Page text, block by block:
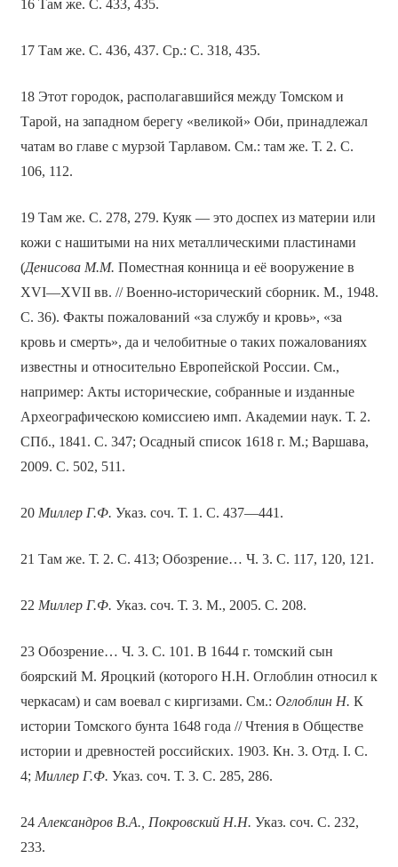
16 Там же. С. 433, 435.
17 Там же. С. 436, 437. Ср.: С. 318, 435.
18 Этот городок, располагавшийся между Томском и
Тарой, на западном берегу «великой» Оби, принадлежал
чатам во главе с мурзой Тарлавом. См.: там же. Т. 2. С.
106, 112.
19 Там же. С. 278, 279. Куяк — это доспех из материи или
кожи с нашитыми на них металлическими пластинами
(Денисова М.М. Поместная конница и её вооружение в
XVI—XVII вв. // Военно-исторический сборник. М., 1948.
С. 36). Факты пожалований «за службу и кровь», «за
кровь и смерть», да и челобитные о таких пожалованиях
известны и относительно Европейской России. См.,
например: Акты исторические, собранные и изданные
Археографическою комиссиею имп. Академии наук. Т. 2.
СПб., 1841. С. 347; Осадный список 1618 г. М.; Варшава,
2009. С. 502, 511.
20 Миллер Г.Ф. Указ. соч. Т. 1. С. 437—441.
21 Там же. Т. 2. С. 413; Обозрение… Ч. 3. С. 117, 120, 121.
22 Миллер Г.Ф. Указ. соч. Т. 3. М., 2005. С. 208.
23 Обозрение… Ч. 3. С. 101. В 1644 г. томский сын
боярский М. Яроцкий (которого Н.Н. Оглоблин относил к
черкасам) и сам воевал с киргизами. См.: Оглоблин Н. К
истории Томского бунта 1648 года // Чтения в Обществе
истории и древностей российских. 1903. Кн. 3. Отд. I. С.
4; Миллер Г.Ф. Указ. соч. Т. 3. С. 285, 286.
24 Александров В.А., Покровский Н.Н. Указ. соч. С. 232,
233.